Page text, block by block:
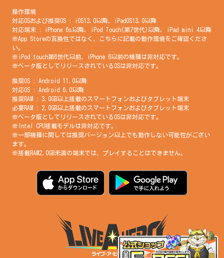
操作環境
対応OSおよび推奨OS : iOS13.0以降、iPadOS13.0以降
対応端末 : iPhone 6s以降, iPod Touch(第7世代)以降, iPad mini 4以降
※App Storeの互換性ではなく、こちらに記載の動作環境をご確認くださ
い。
※iPod touch第6世代以前、iPhone 6以前の機種は非対応です。
※ベータ版としてリリースされているOSは非対応です。
推奨OS : Android 11.0以降
対応OS : Android 6.0以降
推奨RAM : 3.0GB以上搭載のスマートフォンおよびタブレット端末
必要RAM : 2.0GB以上搭載のスマートフォンおよびタブレット端末
※ベータ版としてリリースされているOSは非対応です。
※Intel CPU搭載モデルは非対応です。
※一部機種に関しては推奨バージョン以上でも動作しない可能性がござい
ます。
※搭載RAM2.0GB未満の端末では、プレイすることはできません。
繁體中文